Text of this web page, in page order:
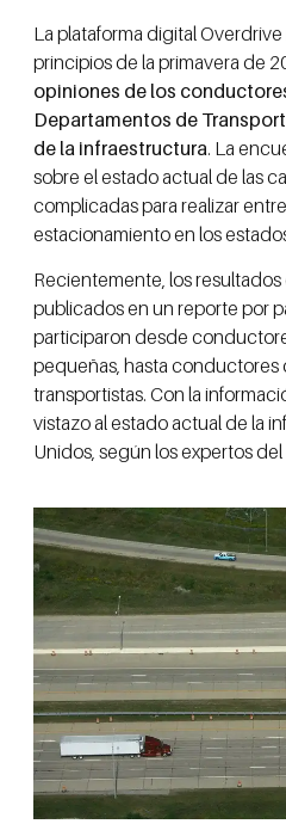
La plataforma digital
principios de la primavera de
opiniones de los
Departamentos de
de la infraestructura. La
sobre el estado actual de las
complicadas para realizar
estacionamiento en los
Recientemente, los
publicados en un reporte por
participaron desde
pequeñas, hasta conductores
transportistas. Con la
vistazo al estado actual de la
Unidos, según los expertos